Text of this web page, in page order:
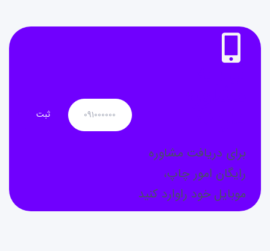
نیاز به
برای دریافت مشاوره
رایگان امور چاپ،
موبایل خود راوارد کنید